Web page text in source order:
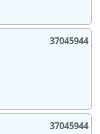
37046019
37046031
37045944
37045944